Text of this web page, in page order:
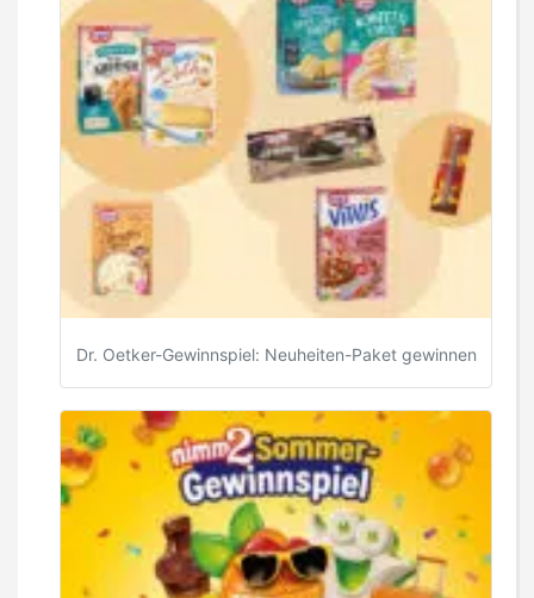
Dr. Oetker-Gewinnspiel: Neuheiten-Paket gewinnen